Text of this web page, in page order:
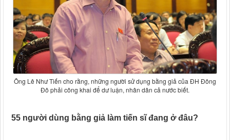
Ông Lê Như Tiến cho rằng, những người sử dụng bằng giả của ĐH Đông
Đô phải công khai để dư luận, nhân dân cả nước biết.
55 người dùng bằng giả làm tiến sĩ đang ở đâu?